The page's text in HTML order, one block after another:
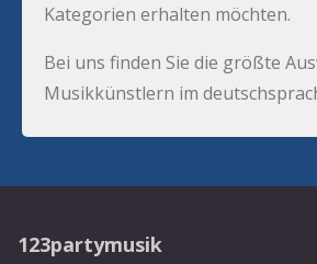
Kategorien erhalten möchten.
Bei uns finden Sie die größte
Musikkünstlern im
123partymusik